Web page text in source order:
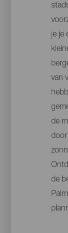
je je
van
de
door
de